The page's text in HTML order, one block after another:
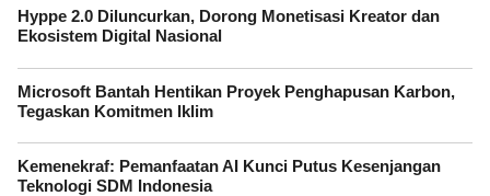
Hyppe 2.0 Diluncurkan, Dorong Monetisasi Kreator dan
Ekosistem Digital Nasional
Microsoft Bantah Hentikan Proyek Penghapusan Karbon,
Tegaskan Komitmen Iklim
Kemenekraf: Pemanfaatan AI Kunci Putus Kesenjangan
Teknologi SDM Indonesia